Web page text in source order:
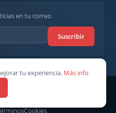
en tu correo
Suscribir
los derechos reservados. · Director
Cookies
tu experiencia. Más info